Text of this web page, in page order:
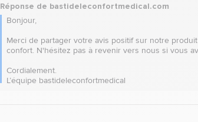
Réponse de bastideleconfortmedical.com
Bonjour,
Merci de partager votre avis positif sur notre
confort. N'hésitez pas à revenir vers nous si vous
Cordialement.
L’équipe bastideleconfortmedical